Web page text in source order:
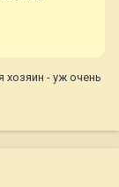
- уж очень